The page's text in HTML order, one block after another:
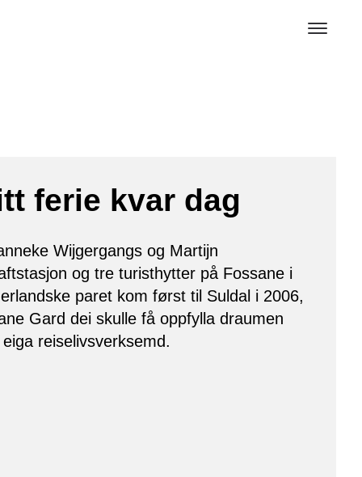
ferie kvar dag
Wijgergangs og Martijn
og tre turisthytter på Fossane i
paret kom først til Suldal i 2006,
Gard dei skulle få oppfylla draumen
reiselivsverksemd.